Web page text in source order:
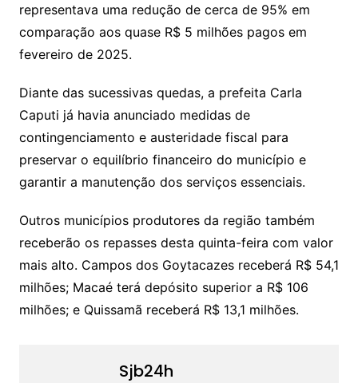
representava uma redução de cerca de 95% em
comparação aos quase R$ 5 milhões pagos em
fevereiro de 2025.
Diante das sucessivas quedas, a prefeita Carla
Caputi já havia anunciado medidas de
contingenciamento e austeridade fiscal para
preservar o equilíbrio financeiro do município e
garantir a manutenção dos serviços essenciais.
Outros municípios produtores da região também
receberão os repasses desta quinta-feira com valor
mais alto. Campos dos Goytacazes receberá R$ 54,1
milhões; Macaé terá depósito superior a R$ 106
milhões; e Quissamã receberá R$ 13,1 milhões.
Sjb24h